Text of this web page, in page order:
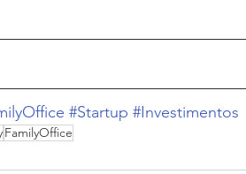
#Startup #Investimentos
FamilyOffice